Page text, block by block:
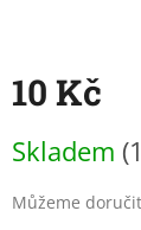
10 Kč
cena:
Skladem
Můžeme